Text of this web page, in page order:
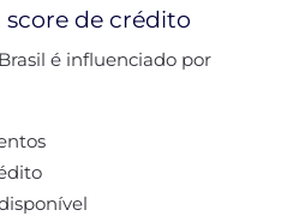
score de crédito
é influenciado por